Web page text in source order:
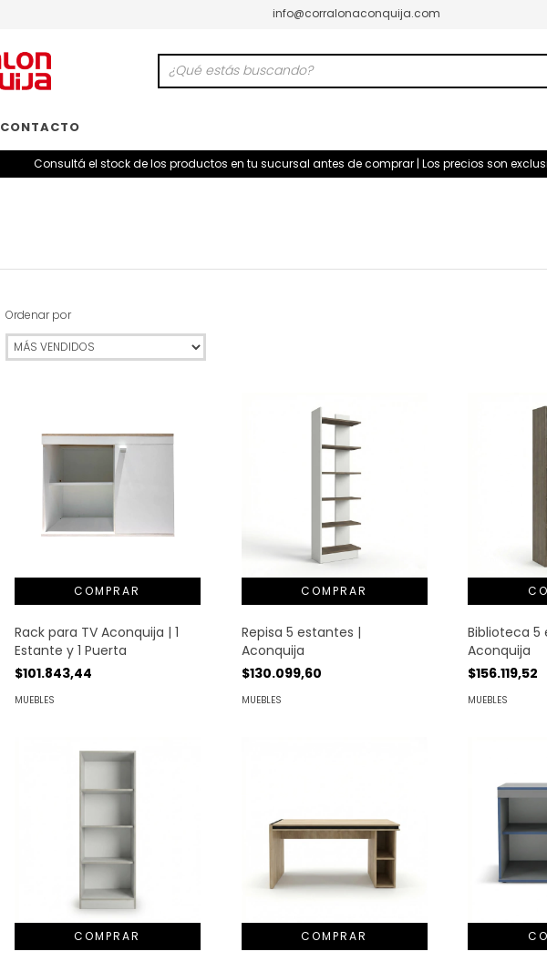
info@corralonaconquija.com
CONTACTO
Consultá el stock de los productos en tu sucursal antes de comprar | Los precios son
Ordenar por
Rack para TV Aconquija | 1
Estante y 1 Puerta
$101.843,44
MUEBLES
Repisa 5 estantes |
Aconquija
$130.099,60
MUEBLES
Biblioteca 5
Aconquija
$156.119,52
MUEBLES